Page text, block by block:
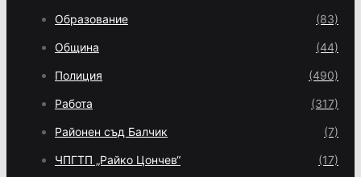
Образование (83)
Община (44)
Полиция (490)
Работа (317)
Районен съд Балчик (7)
ЧПГТП „Райко Цончев“ (17)